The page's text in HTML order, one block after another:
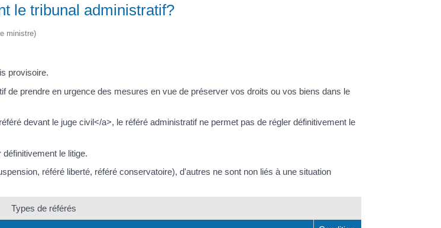
le tribunal administratif?
ministre)
provisoire.
de prendre en urgence des mesures en vue de préserver vos droits ou vos biens dans le
devant le juge civil</a>, le référé administratif ne permet pas de régler définitivement le
le litige.
référé liberté, référé conservatoire), d'autres ne sont non liés à une situation
Types de référés